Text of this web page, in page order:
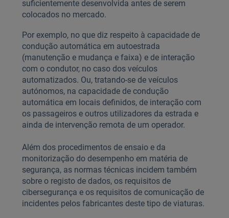
suficientemente desenvolvida antes de serem
colocados no mercado.
Por exemplo, no que diz respeito à capacidade de
condução automática em autoestrada
(manutenção e mudança e faixa) e de interação
com o condutor, no caso dos veículos
automatizados. Ou, tratando-se de veículos
autónomos, na capacidade de condução
automática em locais definidos, de interação com
os passageiros e outros utilizadores da estrada e
ainda de intervenção remota de um operador.
Além dos procedimentos de ensaio e da
monitorização do desempenho em matéria de
segurança, as normas técnicas incidem também
sobre o registo de dados, os requisitos de
cibersegurança e os requisitos de comunicação de
incidentes pelos fabricantes deste tipo de viaturas.